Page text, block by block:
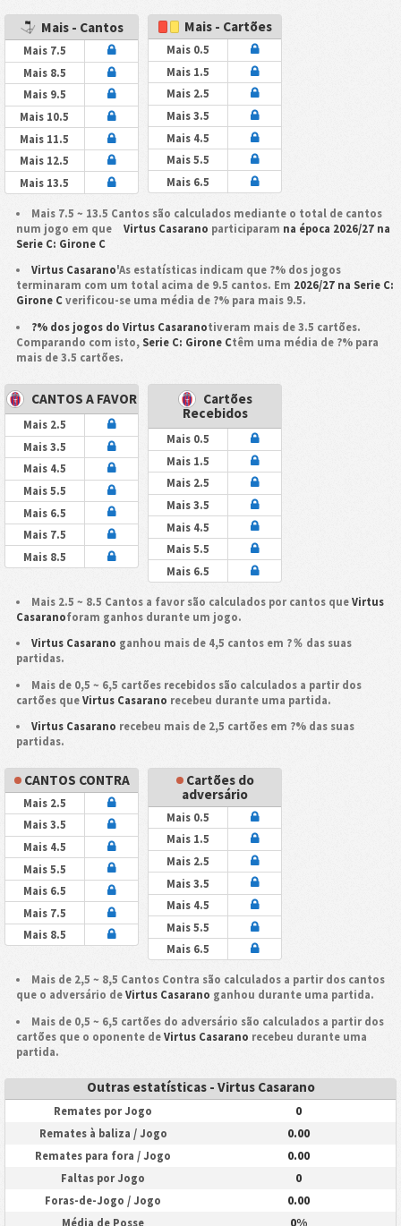
Mais - Cantos
Mais 7.5
Mais 8.5
Mais 9.5
Mais 10.5
Mais 11.5
Mais 12.5
Mais 13.5
Mais - Cartões
Mais 0.5
Mais 1.5
Mais 2.5
Mais 3.5
Mais 4.5
Mais 5.5
Mais 6.5
Mais 7.5 ~ 13.5 Cantos são calculados mediante o total de cantos
num jogo em que Virtus Casarano participaram na época 2026/27 na
Serie C: Girone C
Virtus Casarano'As estatísticas indicam que ?% dos jogos
terminaram com um total acima de 9.5 cantos. Em 2026/27 na Serie C:
Girone Cverificou-se uma média de ?% para mais 9.5.
?% dos jogos do Virtus Casaranotiveram mais de 3.5 cartões.
Comparando com isto, Serie C: Girone Ctêm uma média de ?% para
mais de 3.5 cartões.
CANTOS A FAVOR
Mais 2.5
Mais 3.5
Mais 4.5
Mais 5.5
Mais 6.5
Mais 7.5
Mais 8.5
Cartões
Recebidos
Mais 0.5
Mais 1.5
Mais 2.5
Mais 3.5
Mais 4.5
Mais 5.5
Mais 6.5
Mais 2.5 ~ 8.5 Cantos a favor são calculados por cantos queVirtus
Casaranoforam ganhos durante um jogo.
Virtus Casarano ganhou mais de 4,5 cantos em ?％ das suas
partidas.
Mais de 0,5 ~ 6,5 cartões recebidos são calculados a partir dos
cartões que Virtus Casarano recebeu durante uma partida.
Virtus Casarano recebeu mais de 2,5 cartões em ?% das suas
partidas.
CANTOS CONTRA
Mais 2.5
Mais 3.5
Mais 4.5
Mais 5.5
Mais 6.5
Mais 7.5
Mais 8.5
Cartões do
adversário
Mais 0.5
Mais 1.5
Mais 2.5
Mais 3.5
Mais 4.5
Mais 5.5
Mais 6.5
Mais de 2,5 ~ 8,5 Cantos Contra são calculados a partir dos cantos
que o adversário de Virtus Casarano ganhou durante uma partida.
Mais de 0,5 ~ 6,5 cartões do adversário são calculados a partir dos
cartões que o oponente de Virtus Casarano recebeu durante uma
partida.
Outras estatísticas - Virtus Casarano
Remates por Jogo 0
Remates à baliza / Jogo 0.00
Remates para fora / Jogo 0.00
Faltas por Jogo 0
Foras-de-Jogo / Jogo 0.00
Média de Posse 0%